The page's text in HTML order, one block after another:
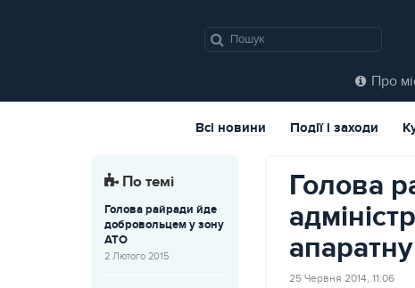
Про
Всі новини Події і заходи
По темі
Голова райради йде
добровольцем у зону
АТО
2 Лютого 2015
Голова
25 Червня 2014, 11:06